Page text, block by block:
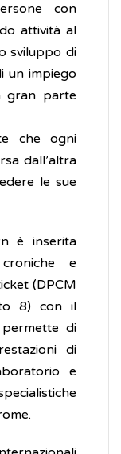
con
attività al
sviluppo di
un impiego
gran parte
che ogni
dall’altra
le sue
è inserita
e
(DPCM
8) con il
permette di
di
e